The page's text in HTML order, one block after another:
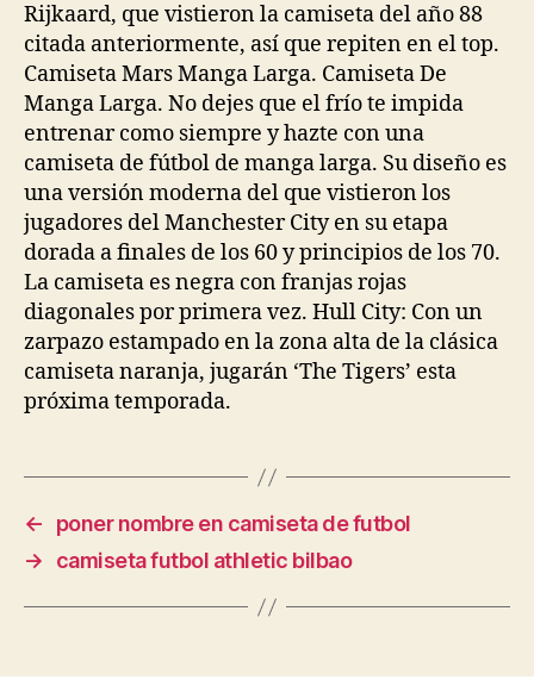
Rijkaard, que vistieron la camiseta del año 88
citada anteriormente, así que repiten en el top.
Camiseta Mars Manga Larga. Camiseta De
Manga Larga. No dejes que el frío te impida
entrenar como siempre y hazte con una
camiseta de fútbol de manga larga. Su diseño es
una versión moderna del que vistieron los
jugadores del Manchester City en su etapa
dorada a finales de los 60 y principios de los 70.
La camiseta es negra con franjas rojas
diagonales por primera vez. Hull City: Con un
zarpazo estampado en la zona alta de la clásica
camiseta naranja, jugarán ‘The Tigers’ esta
próxima temporada.
←
poner nombre en camiseta de futbol
→
camiseta futbol athletic bilbao